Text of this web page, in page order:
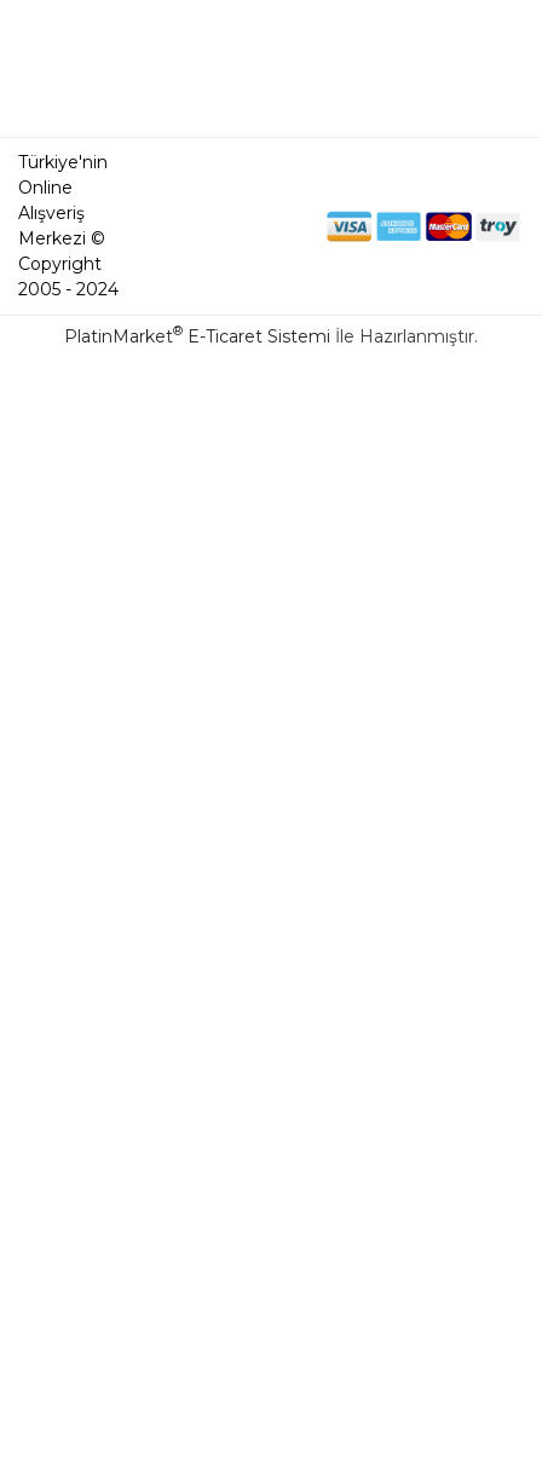
Türkiye'nin
Online
Alışveriş
Merkezi ©
Copyright
2005 - 2024
PlatinMarket® E-Ticaret Sistemi İle Hazırlanmıştır.